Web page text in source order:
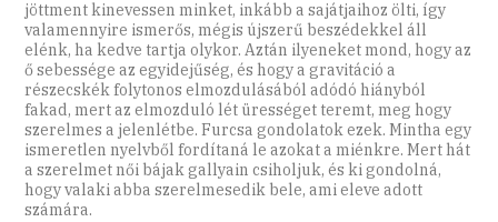
jöttment kinevessen minket, inkább a sajátjaihoz ölti, így
valamennyire ismerős, mégis újszerű beszédekkel áll
elénk, ha kedve tartja olykor. Aztán ilyeneket mond, hogy az
ő sebessége az egyidejűség, és hogy a gravitáció a
részecskék folytonos elmozdulásából adódó hiányból
fakad, mert az elmozduló lét ürességet teremt, meg hogy
szerelmes a jelenlétbe. Furcsa gondolatok ezek. Mintha egy
ismeretlen nyelvből fordítaná le azokat a miénkre. Mert hát
a szerelmet női bájak gallyain csiholjuk, és ki gondolná,
hogy valaki abba szerelmesedik bele, ami eleve adott
számára.